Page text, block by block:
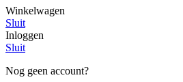
Winkelwagen
Sluit
Inloggen
Sluit
Nog geen account?